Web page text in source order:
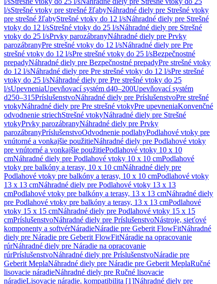
l/sStrešné vtoky pre strešné žľabyNáhradné diely pre Strešné vtoky
pre strešné žľabyStrešné vtoky do 12 l/sNáhradné diely pre Strešné
vtoky do 12 l/sStrešné vtoky do 25 l/sNáhradné diely pre Strešné
vtoky do 25 l/sPrvky parozábranyNáhradné diely pre Prvky
parozábranyPre strešné vtoky do 12 l/sNáhradné diely pre Pre
strešné vtoky do 12 l/sPre strešné vtoky do 25 l/sBezpečnostné
prepadyNáhradné diely pre Bezpečnostné prepadyPre strešné vtoky
do 12 l/sNáhradné diely pre Pre strešné vtoky do 12 l/sPre strešné
vtoky do 25 l/sNáhradné diely pre Pre strešné vtoky do 25
l/sUpevneniaUpevňovací systém d40–200Upevňovací systém
d250–315PríslušenstvoNáhradné diely pre PríslušenstvoPre strešné
vtokyNáhradné diely pre Pre strešné vtokyPre upevneniaKonvenčné
odvodnenie striechStrešné vtokyNáhradné diely pre Strešné
vtokyPrvky parozábranyNáhradné diely pre Prvky
parozábranyPríslušenstvoOdvodnenie podlahyPodlahové vtoky pre
vnútorné a vonkajšie použitieNáhradné diely pre Podlahové vtoky
pre vnútorné a vonkajšie použitiePodlahové vtoky 10 x 10
cmNáhradné diely pre Podlahové vtoky 10 x 10 cmPodlahové
vtoky pre balkóny a terasy, 10 x 10 cmNáhradné diely pre
Podlahové vtoky pre balkóny a terasy, 10 x 10 cmPodlahové vtoky
13 x 13 cmNáhradné diely pre Podlahové vtoky 13 x 13
cmPodlahové vtoky pre balkóny a terasy, 13 x 13 cmNáhradné diely
pre Podlahové vtoky pre balkóny a terasy, 13 x 13 cmPodlahové
vtoky 15 x 15 cmNáhradné diely pre Podlahové vtoky 15 x 15
cmPríslušenstvoNáhradné diely pre PríslušenstvoNástroje, sieťové
komponenty a softvérNáradieNáradie pre Geberit FlowFitNáhradné
diely pre Náradie pre Geberit FlowFitNáradie na opracovanie
rúrNáhradné diely pre Náradie na opracovanie
rúrPríslušenstvoNáhradné diely pre PríslušenstvoNáradie pre
Geberit MeplaNáhradné diely pre Náradie pre Geberit MeplaRučné
lisovacie náradieNáhradné diely pre Ručné lisovacie
náradieLisovacie náradie, kompatibilita [1]Náhradné diely pre